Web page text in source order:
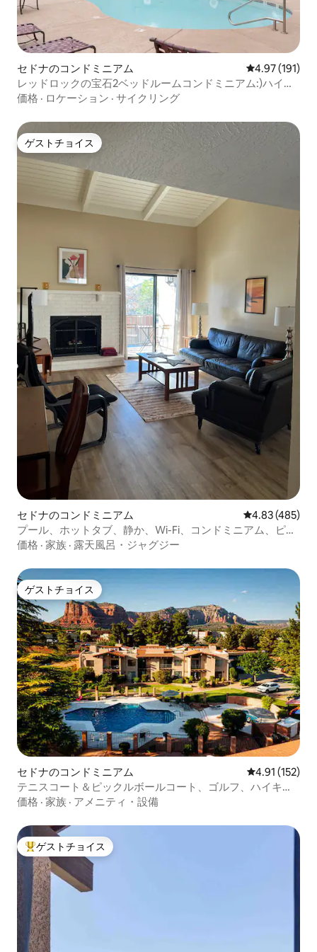
セドナのコンドミニアム レビュー191
4.97 (191)
レッドロックの宝石2ベッドルームコンドミニアム:)ハイキ
ングとレストランに近い
価格 · ロケーション · サイクリング
ゲストチョイス
ゲストチョイス
セドナのコンドミニアム レビュー485
4.83 (485)
プール、ホットタブ、静か、Wi-Fi、コンドミニアム、ピッ
クルボール。
価格 · 家族 · 露天風呂・ジャグジー
ゲストチョイス
ゲストチョイス
セドナのコンドミニアム レビュー152
4.91 (152)
テニスコート＆ピックルボールコート、ゴルフ、ハイキン
グ、プール
価格 · 家族 · アメニティ・設備
大好評のゲストチョイスです。
ゲストチョイス